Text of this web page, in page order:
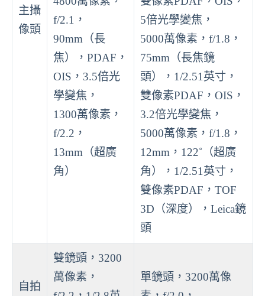
主攝
像頭
f/2.1，
90mm（長
焦），PDAF，
OIS，3.5倍光
學變焦，
1300萬像素，
f/2.2，
13mm（超廣
角）
5倍光學變焦，
5000萬像素，f/1.8，
75mm（長焦鏡
頭），1/2.51英寸，
雙像素PDAF，OIS，
3.2倍光學變焦，
5000萬像素，f/1.8，
12mm，122˚（超廣
角），1/2.51英寸，
雙像素PDAF，TOF
3D（深度），Leica鏡
頭
自拍
雙鏡頭，3200
萬像素，
單鏡頭，3200萬像